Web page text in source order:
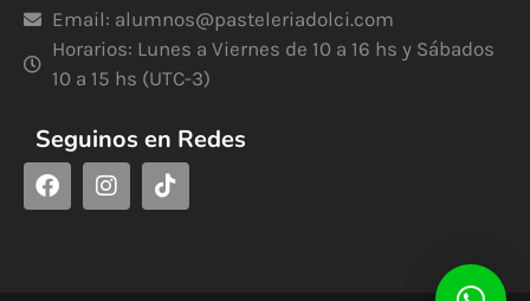
Email: alumnos@pasteleriadolci.com
Horarios: Lunes a Viernes de 10 a 16 hs y Sábados
10 a 15 hs (UTC-3)
Seguinos en Redes